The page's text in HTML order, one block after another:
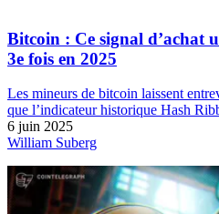
Bitcoin : Ce signal d’achat
3e fois en 2025
Les mineurs de bitcoin laissent
que l’indicateur historique Hash
6 juin 2025
William Suberg